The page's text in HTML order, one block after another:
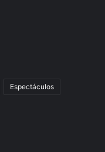
Espectáculos